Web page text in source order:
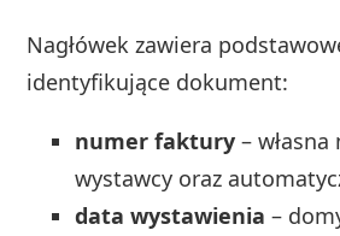
Nagłówek zawiera
identyfikujące dokument:
numer faktury –
wystawcy oraz
data wystawienia –